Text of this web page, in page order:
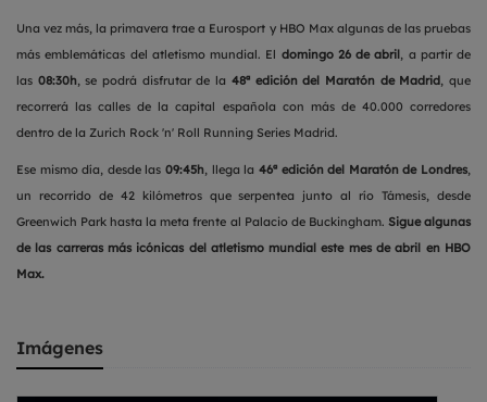
Una vez más, la primavera trae a Eurosport y HBO Max algunas de las pruebas
más emblemáticas del atletismo mundial. El domingo 26 de abril, a partir de
las 08:30h, se podrá disfrutar de la 48ª edición del Maratón de Madrid, que
recorrerá las calles de la capital española con más de 40.000 corredores
dentro de la Zurich Rock 'n' Roll Running Series Madrid.
Ese mismo día, desde las09:45h, llega la 46ª edición del Maratón de Londres,
un recorrido de 42 kilómetros que serpentea junto al río Támesis, desde
Greenwich Park hasta la meta frente al Palacio de Buckingham. Sigue algunas
de las carreras más icónicas del atletismo mundial este mes de abril en HBO
Max.
Imágenes